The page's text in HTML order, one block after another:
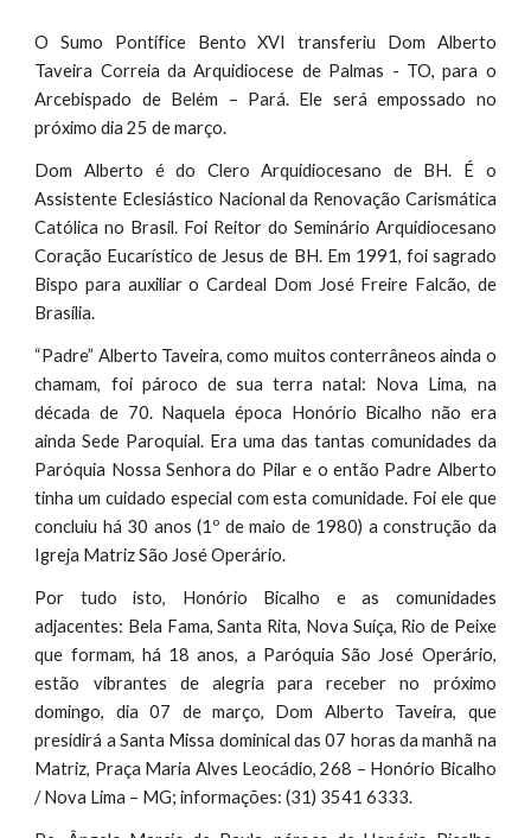
O Sumo Pontífice Bento XVI transferiu Dom Alberto
Taveira Correia da Arquidiocese de Palmas - TO, para o
Arcebispado de Belém – Pará. Ele será empossado no
próximo dia 25 de março.
Dom Alberto é do Clero Arquidiocesano de BH. É o
Assistente Eclesiástico Nacional da Renovação Carismática
Católica no Brasil. Foi Reitor do Seminário Arquidiocesano
Coração Eucarístico de Jesus de BH. Em 1991, foi sagrado
Bispo para auxiliar o Cardeal Dom José Freire Falcão, de
Brasília.
“Padre” Alberto Taveira, como muitos conterrâneos ainda o
chamam, foi pároco de sua terra natal: Nova Lima, na
década de 70. Naquela época Honório Bicalho não era
ainda Sede Paroquial. Era uma das tantas comunidades da
Paróquia Nossa Senhora do Pilar e o então Padre Alberto
tinha um cuidado especial com esta comunidade. Foi ele que
concluiu há 30 anos (1º de maio de 1980) a construção da
Igreja Matriz São José Operário.
Por tudo isto, Honório Bicalho e as comunidades
adjacentes: Bela Fama, Santa Rita, Nova Suíça, Rio de Peixe
que formam, há 18 anos, a Paróquia São José Operário,
estão vibrantes de alegria para receber no próximo
domingo, dia 07 de março, Dom Alberto Taveira, que
presidirá a Santa Missa dominical das 07 horas da manhã na
Matriz, Praça Maria Alves Leocádio, 268 – Honório Bicalho
/ Nova Lima – MG; informações: (31) 3541 6333.